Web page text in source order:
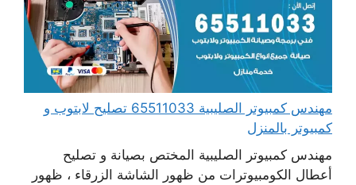
مهندس كمبيوتر الصليبية 65511033 تصليح لابتوب و
كمبيوتر بالمنزل
مهندس كمبيوتر الصليبية المختص بصيانة و تصليح
أعطال الكومبيوترات من ظهور الشاشة الزرقاء ، ظهور